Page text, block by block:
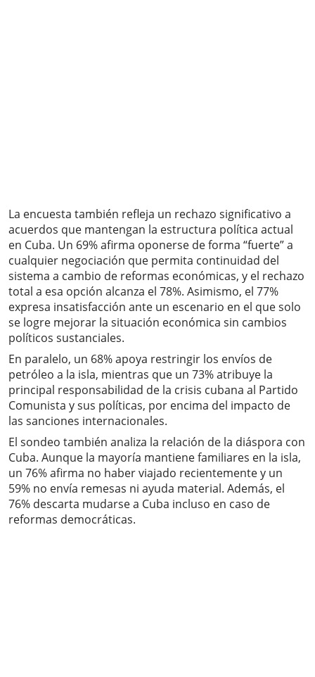
La encuesta también refleja un rechazo significativo a
acuerdos que mantengan la estructura política actual
en Cuba. Un 69% afirma oponerse de forma “fuerte” a
cualquier negociación que permita continuidad del
sistema a cambio de reformas económicas, y el rechazo
total a esa opción alcanza el 78%. Asimismo, el 77%
expresa insatisfacción ante un escenario en el que solo
se logre mejorar la situación económica sin cambios
políticos sustanciales.
En paralelo, un 68% apoya restringir los envíos de
petróleo a la isla, mientras que un 73% atribuye la
principal responsabilidad de la crisis cubana al Partido
Comunista y sus políticas, por encima del impacto de
las sanciones internacionales.
El sondeo también analiza la relación de la diáspora con
Cuba. Aunque la mayoría mantiene familiares en la isla,
un 76% afirma no haber viajado recientemente y un
59% no envía remesas ni ayuda material. Además, el
76% descarta mudarse a Cuba incluso en caso de
reformas democráticas.